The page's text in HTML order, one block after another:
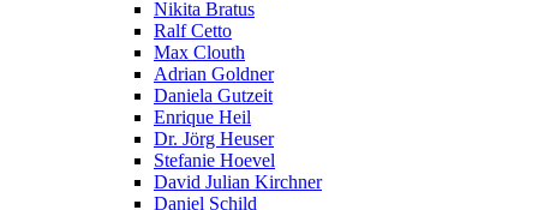
Nikita Bratus
Ralf Cetto
Max Clouth
Adrian Goldner
Daniela Gutzeit
Enrique Heil
Dr. Jörg Heuser
Stefanie Hoevel
David Julian Kirchner
Daniel Schild